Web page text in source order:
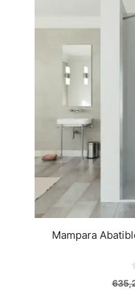
Mampara
0